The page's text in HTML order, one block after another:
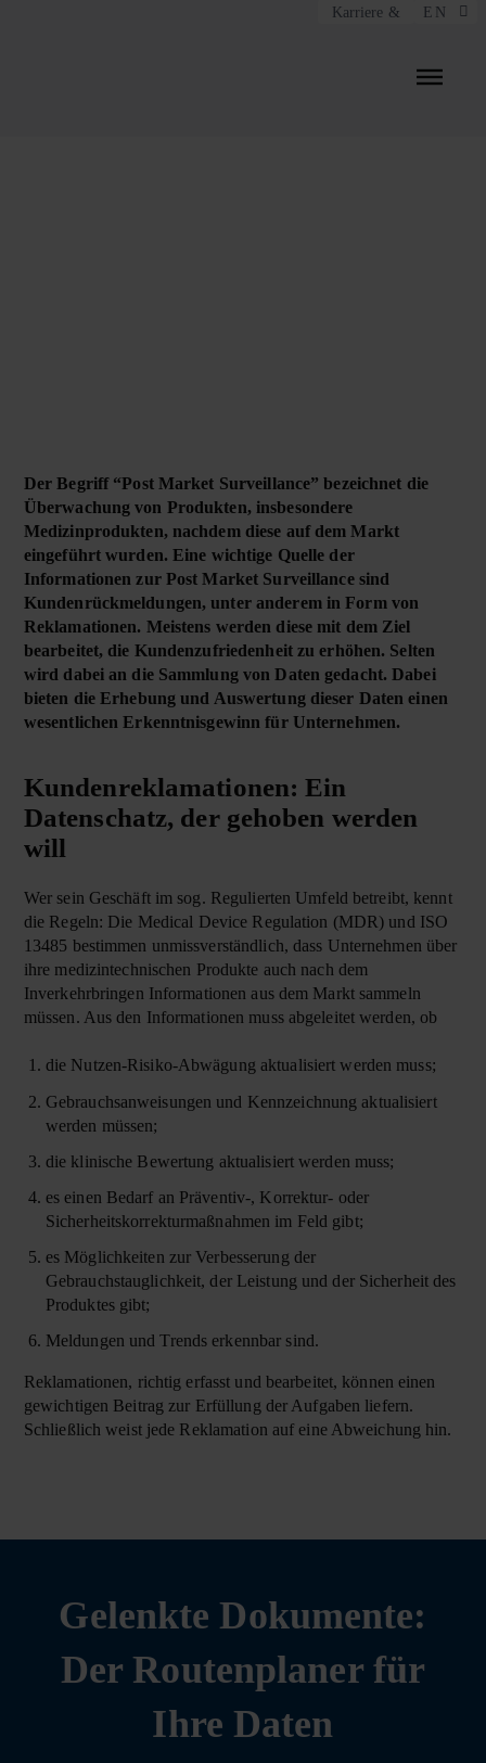
Karriere
Der Begriff “Post Market Surveillance” bezeichnet die
Überwachung von Produkten, insbesondere
Medizinprodukten, nachdem diese auf dem Markt
eingeführt wurden. Eine wichtige Quelle der
Informationen zur Post Market Surveillance sind
Kundenrückmeldungen, unter anderem in Form von
Reklamationen. Meistens werden diese mit dem Ziel
bearbeitet, die Kundenzufriedenheit zu erhöhen. Selten
wird dabei an die Sammlung von Daten gedacht. Dabei
bieten die Erhebung und Auswertung dieser Daten einen
wesentlichen Erkenntnisgewinn für Unternehmen.
Kundenreklamationen: Ein
Datenschatz, der gehoben werden
will
Wer sein Geschäft im sog. Regulierten Umfeld betreibt, kennt
die Regeln: Die Medical Device Regulation (MDR) und ISO
13485 bestimmen unmissverständlich, dass Unternehmen über
ihre medizintechnischen Produkte auch nach dem
Inverkehrbringen Informationen aus dem Markt sammeln
müssen. Aus den Informationen muss abgeleitet werden, ob
die Nutzen-Risiko-Abwägung aktualisiert werden muss;
Gebrauchsanweisungen und Kennzeichnung aktualisiert
werden müssen;
die klinische Bewertung aktualisiert werden muss;
es einen Bedarf an Präventiv-, Korrektur- oder
Sicherheitskorrekturmaßnahmen im Feld gibt;
es Möglichkeiten zur Verbesserung der
Gebrauchstauglichkeit, der Leistung und der Sicherheit des
Produktes gibt;
Meldungen und Trends erkennbar sind.
Reklamationen, richtig erfasst und bearbeitet, können einen
gewichtigen Beitrag zur Erfüllung der Aufgaben liefern.
Schließlich weist jede Reklamation auf eine Abweichung hin.
Gelenkte Dokumente:
Der Routenplaner für
Ihre Daten